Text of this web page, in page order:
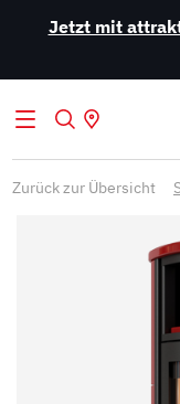
Jetzt mit
Zurück zur Übersicht